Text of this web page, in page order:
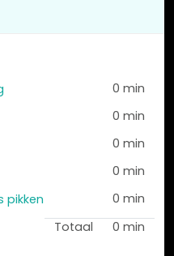
0 min
0 min
0 min
0 min
pikken
0 min
Totaal
0 min